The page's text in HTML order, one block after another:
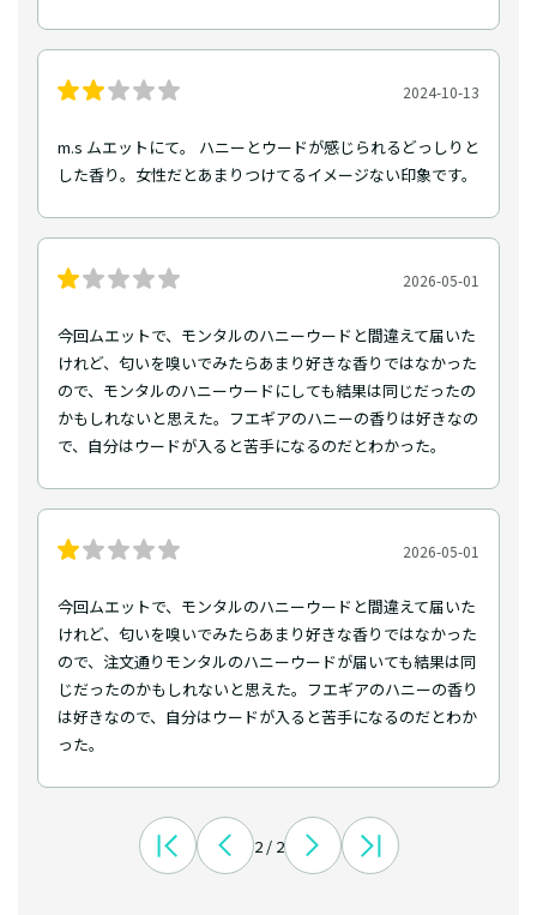
2024-10-13
m.s ムエットにて。 ハニーとウードが感じられるどっしりと
した香り。女性だとあまりつけてるイメージない印象です。
2026-05-01
今回ムエットで、モンタルのハニーウードと間違えて届いた
けれど、匂いを嗅いでみたらあまり好きな香りではなかった
ので、モンタルのハニーウードにしても結果は同じだったの
かもしれないと思えた。フエギアのハニーの香りは好きなの
で、自分はウードが入ると苦手になるのだとわかった。
2026-05-01
今回ムエットで、モンタルのハニーウードと間違えて届いた
けれど、匂いを嗅いでみたらあまり好きな香りではなかった
ので、注文通りモンタルのハニーウードが届いても結果は同
じだったのかもしれないと思えた。フエギアのハニーの香り
は好きなので、自分はウードが入ると苦手になるのだとわか
った。
2 / 2